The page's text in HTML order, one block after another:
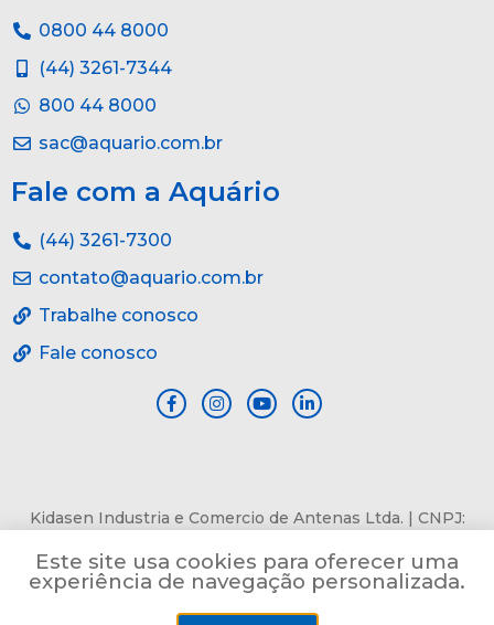
0800 44 8000
(44) 3261-7344
800 44 8000
sac@aquario.com.br
Fale com a Aquário
(44) 3261-7300
contato@aquario.com.br
Trabalhe conosco
Fale conosco
Kidasen Industria e Comercio de Antenas Ltda. | CNPJ:
Bertioga, Maringá, PR, CEP: 87055-405
Este site usa cookies para oferecer uma
experiência de navegação personalizada.